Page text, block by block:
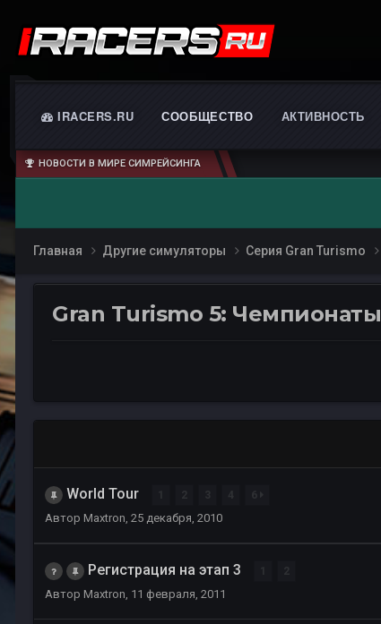
IRACERS.RU СООБЩЕСТВО АКТИВНОСТЬ
НОВОСТИ В МИРЕ СИМРЕЙСИНГА
Главная Другие симуляторы Серия Gran Turismo
Gran Turismo 5: Чемпионаты
World Tour
Автор Maxtron, 25 декабря, 2010
Регистрация на этап 3
Автор Maxtron, 11 февраля, 2011